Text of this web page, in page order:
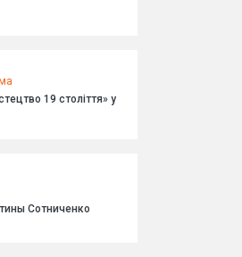
19 століття» у
Сотниченко